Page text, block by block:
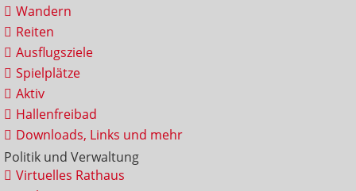
Wandern
Reiten
Ausflugsziele
Spielplätze
Aktiv
Hallenfreibad
Downloads, Links und mehr
Politik und Verwaltung
Virtuelles Rathaus